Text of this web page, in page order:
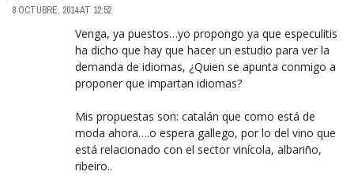
8 OCTUBRE, 2014 AT 12:52
Venga, ya puestos…yo propongo ya que especulitis
ha dicho que hay que hacer un estudio para ver la
demanda de idiomas, ¿Quien se apunta conmigo a
proponer que impartan idiomas?
Mis propuestas son: catalán que como está de
moda ahora….o espera gallego, por lo del vino que
está relacionado con el sector vinícola, albariño,
ribeiro..